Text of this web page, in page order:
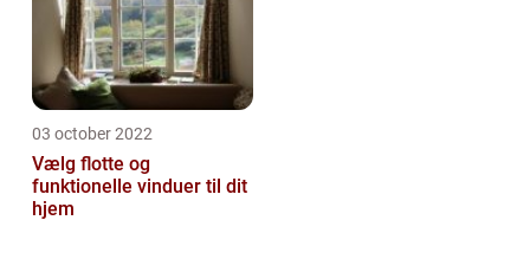
03 october 2022
Vælg flotte og
funktionelle vinduer til dit
hjem